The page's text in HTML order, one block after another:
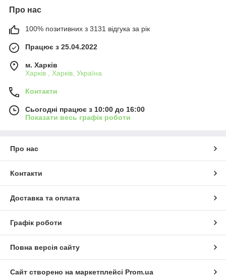
Про нас
100% позитивних з 3131 відгука за рік
Працює з 25.04.2022
м. Харків
Харків , Харків, Україна
Контакти
Сьогодні працює з 10:00 до 16:00
Показати весь графік роботи
Про нас
Контакти
Доставка та оплата
Графік роботи
Повна версія сайту
Сайт створено на маркетплейсі Prom.ua